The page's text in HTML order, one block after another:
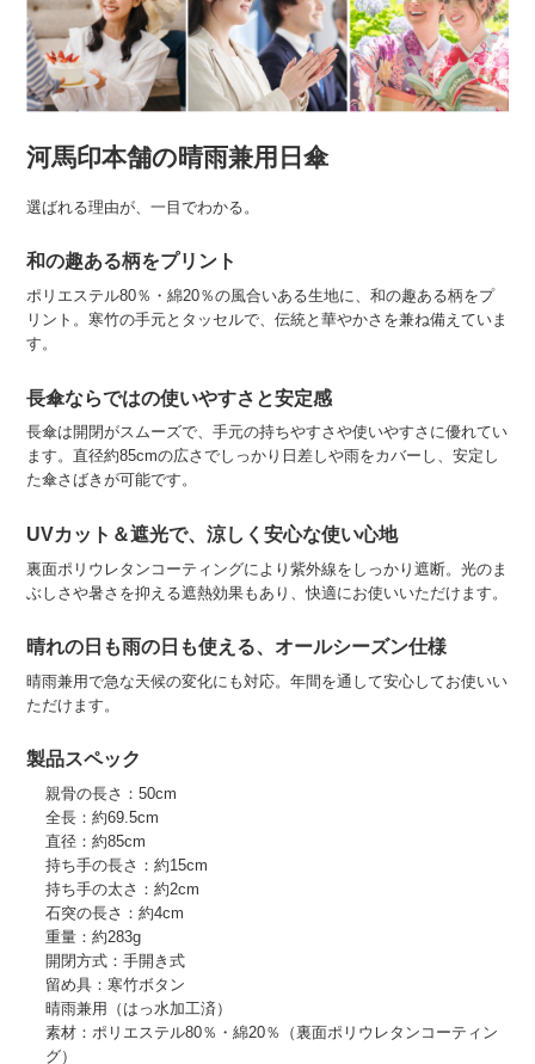
河馬印本舗の晴雨兼用日傘
選ばれる理由が、一目でわかる。
和の趣ある柄をプリント
ポリエステル80％・綿20％の風合いある生地に、和の趣ある柄をプ
リント。寒竹の手元とタッセルで、伝統と華やかさを兼ね備えていま
す。
長傘ならではの使いやすさと安定感
長傘は開閉がスムーズで、手元の持ちやすさや使いやすさに優れてい
ます。直径約85cmの広さでしっかり日差しや雨をカバーし、安定し
た傘さばきが可能です。
UVカット＆遮光で、涼しく安心な使い心地
裏面ポリウレタンコーティングにより紫外線をしっかり遮断。光のま
ぶしさや暑さを抑える遮熱効果もあり、快適にお使いいただけます。
晴れの日も雨の日も使える、オールシーズン仕様
晴雨兼用で急な天候の変化にも対応。年間を通して安心してお使いい
ただけます。
製品スペック
親骨の長さ：50cm
全長：約69.5cm
直径：約85cm
持ち手の長さ：約15cm
持ち手の太さ：約2cm
石突の長さ：約4cm
重量：約283g
開閉方式：手開き式
留め具：寒竹ボタン
晴雨兼用（はっ水加工済）
素材：ポリエステル80％・綿20％（裏面ポリウレタンコーティン
グ）